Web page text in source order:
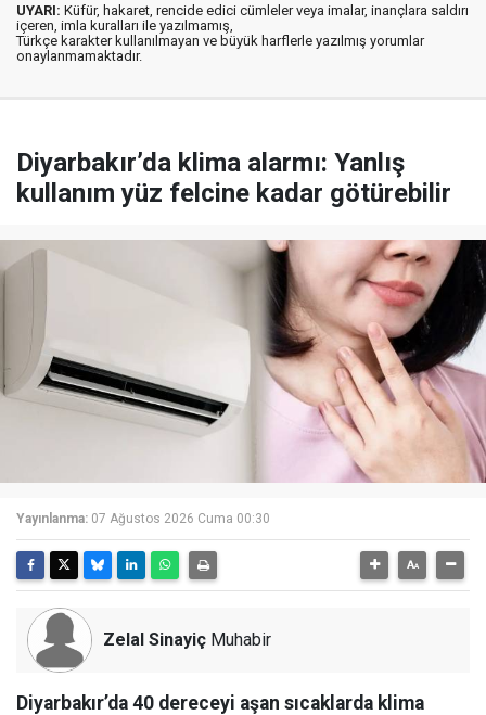
UYARI: Küfür, hakaret, rencide edici cümleler veya imalar, inançlara saldırı
içeren, imla kuralları ile yazılmamış,
Türkçe karakter kullanılmayan ve büyük harflerle yazılmış yorumlar
onaylanmamaktadır.
Diyarbakır’da klima alarmı: Yanlış
kullanım yüz felcine kadar götürebilir
Yayınlanma: 07 Ağustos 2026 Cuma 00:30
Zelal Sinayiç Muhabir
Diyarbakır’da 40 dereceyi aşan sıcaklarda klima